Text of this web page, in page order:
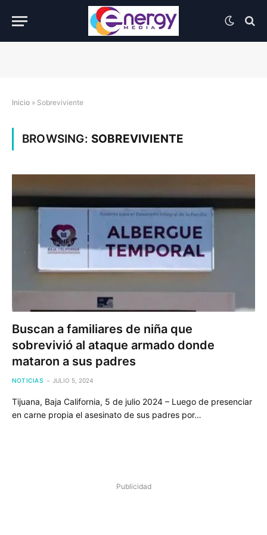
Inicio » Sobreviviente
BROWSING: SOBREVIVIENTE
Buscan a familiares de niña que
sobrevivió al ataque armado donde
mataron a sus padres
NOTICIAS JULIO 5, 2024
Tijuana, Baja California, 5 de julio 2024 – Luego de presenciar
en carne propia el asesinato de sus padres por…
Publicidad